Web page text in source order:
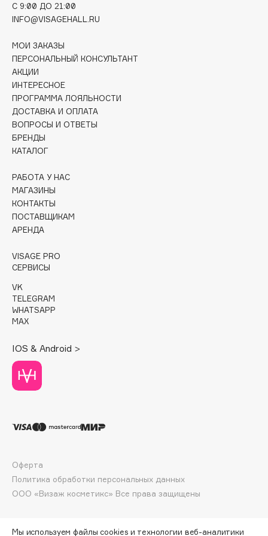
Deonica
Dessange
Dior
Divage
Dolce & Gabbana
Dorco
DP Daily Perfection
Dr. Vranjes Firenze
Dr.Ceuracle
Dr.Jart+
DSD de Luxe
Dyson
E
Eat My
Ecolatier
EGG
EGIA
Eigshow
Elie Saab
EMBRACE Haircare
Emmanuelle Jane
Enough
Erborian
C 9:00 ДО 21:00
INFO@VISAGEHALL.RU
МОИ ЗАКАЗЫ
ПЕРСОНАЛЬНЫЙ КОНСУЛЬТАНТ
АКЦИИ
ИНТЕРЕСНОЕ
ПРОГРАММА ЛОЯЛЬНОСТИ
ДОСТАВКА И ОПЛАТА
ВОПРОСЫ И ОТВЕТЫ
БРЕНДЫ
КАТАЛОГ
РАБОТА У НАС
МАГАЗИНЫ
КОНТАКТЫ
ПОСТАВЩИКАМ
АРЕНДА
VISAGE PRO
СЕРВИСЫ
VK
TELEGRAM
WHATSAPP
MAX
IOS & Android >
ООО «Визаж косметикс» Все права защищены
Оферта
Политика обработки персональных данных
Мы используем файлы cookies и технологии веб-аналитики